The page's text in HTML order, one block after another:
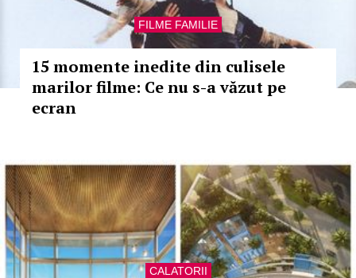
FILME FAMILIE
15 momente inedite din culisele
marilor filme: Ce nu s-a văzut pe
ecran
CALATORII